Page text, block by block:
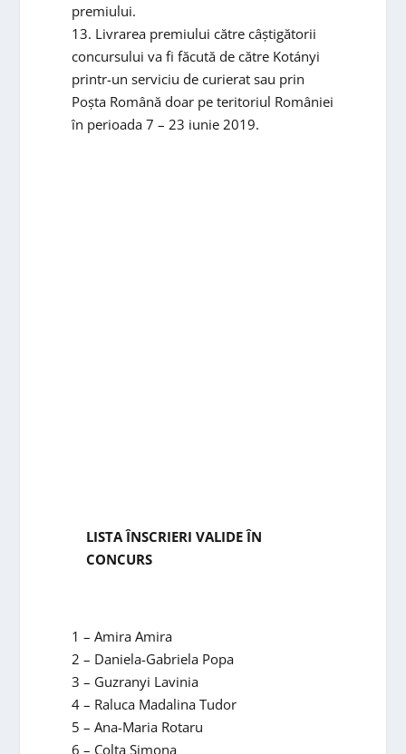
premiului.
13. Livrarea premiului către câștigătorii
concursului va fi făcută de către Kotányi
printr-un serviciu de curierat sau prin
Poșta Română doar pe teritoriul României
în perioada 7 – 23 iunie 2019.
LISTA ÎNSCRIERI VALIDE ÎN
CONCURS
1 – Amira Amira
2 – Daniela-Gabriela Popa
3 – Guzranyi Lavinia
4 – Raluca Madalina Tudor
5 – Ana-Maria Rotaru
6 – Colta Simona